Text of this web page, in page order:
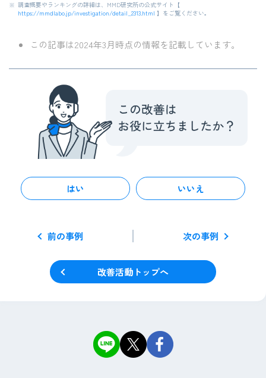
※ 調査概要やランキングの詳細は、MMD研究所の公式サイト【
https://mmdlabo.jp/investigation/detail_2313.html 】をご覧ください。
この記事は2024年3月時点の情報を記載しています。
はい いいえ
前の事例 次の事例
改善活動トップへ